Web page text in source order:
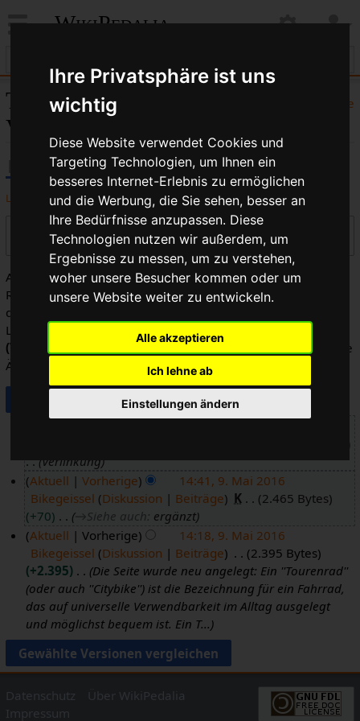
Ihre Privatsphäre ist uns
wichtig
Diese Website verwendet Cookies und
Targeting Technologien, um Ihnen ein
besseres Internet-Erlebnis zu ermöglichen
und die Werbung, die Sie sehen, besser an
Ihre Bedürfnisse anzupassen. Diese
Technologien nutzen wir außerdem, um
Ergebnisse zu messen, um zu verstehen,
woher unsere Besucher kommen oder um
unsere Website weiter zu entwickeln.
Alle akzeptieren
Ich lehne ab
Einstellungen ändern
WikiPedalia
Hilfe
Tourenrad:
Versionsgeschichte
Logbücher dieser Seite anzeigen
Versionen filtern
Auswahl des Versionsunterschieds: Markiere die
Radiobuttons der zu vergleichenden Versionen und drücke
die Eingabetaste oder die Schaltfläche am unteren Rand.
Legende:
= Unterschied zur aktuellen Version,
(Vorherige)
= Unterschied zur vorherigen Version,
= Kleine
Änderung
M
2
Verlinkung
Aktuell
Vorherige
14:41, 9. Mai 2016
Bikegeissel Diskussion Beiträge K
2.465 Bytes
+70
→ Siehe auch: ergänzt
Aktuell
Vorherige
14:18, 9. Mai 2016
Bikegeissel Diskussion Beiträge
2.395 Bytes
+2.395
Die Seite wurde neu angelegt: Ein ''Tourenrad''
(oder auch ''Citybike'') ist die Bezeichnung für ein Fahrrad,
das auf universelle Verwendbarkeit im Alltag ausgelegt
und möglichst bequem ist. Ein T...
Datenschutz
Über WikiPedalia
Impressum